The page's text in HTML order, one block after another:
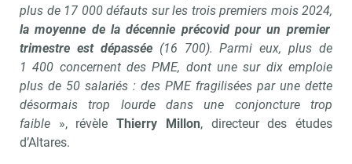
plus de 17 000 défauts sur les trois premiers mois 2024,
la moyenne de la décennie précovid pour un premier
trimestre est dépassée(16 700). Parmi eux, plus de
1 400 concernent des PME, dont une sur dix emploie
plus de 50 salariés : des PME fragilisées par une dette
désormais trop lourde dans une conjoncture trop
faible », révèleThierry Millon, directeur des études
d’Altares.